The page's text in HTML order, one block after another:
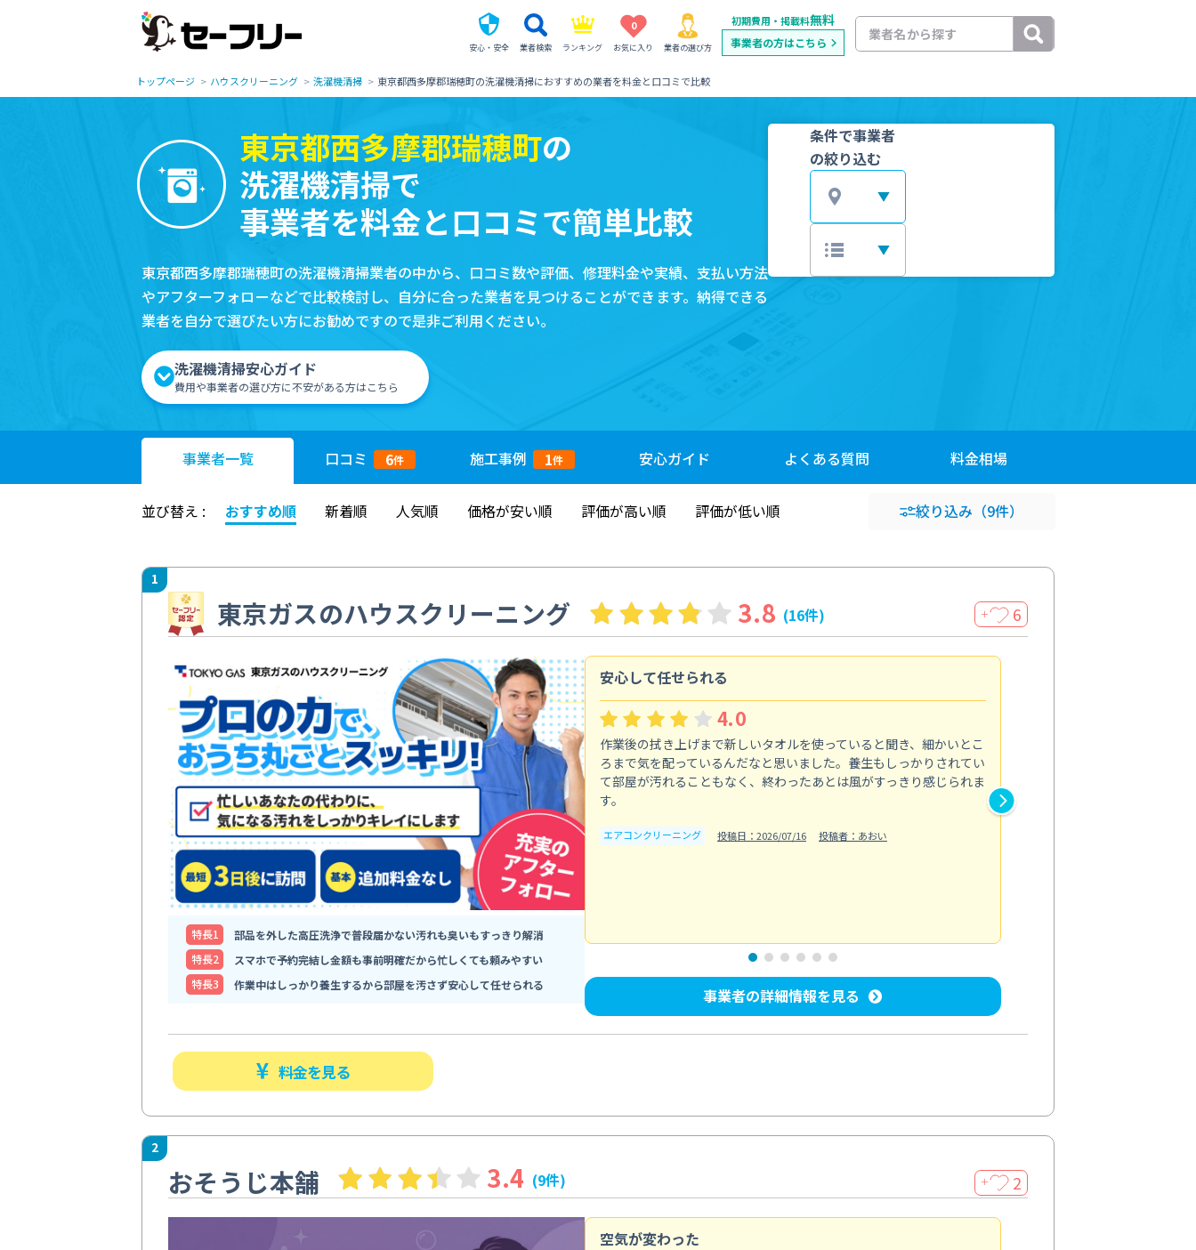
安心・安全 業者検索 ランキング
0
お気に入り 業者の選び方
初期費用・掲載料無料
事業者の方はこちら
トップページ ハウスクリーニング 洗濯機清掃 東京都西多摩郡瑞穂町の洗濯機清掃におすすめの業者を料金と口コミで比較
東京都西多摩郡瑞穂町の
洗濯機清掃で
事業者を料金と口コミで簡単比較
東京都西多摩郡瑞穂町の洗濯機清掃業者の中から、口コミ数や評価、修理料金や実績、支払い方法
やアフターフォローなどで比較検討し、自分に合った業者を見つけることができます。納得できる
業者を自分で選びたい方にお勧めですので是非ご利用ください。
洗濯機清掃安心ガイド
費用や事業者の選び方に不安がある方はこちら
条件で事業者
の絞り込む
事業者一覧 口コミ 6件 施工事例 1件 安心ガイド よくある質問 料金相場
並び替え : おすすめ順 新着順 人気順 価格が安い順 評価が高い順 評価が低い順 絞り込み （9件）
1
東京ガスのハウスクリーニング 3.8 (16件) ＋ 6
特⻑1
部品を外した高圧洗浄で普段届かない汚れも臭いもすっきり解消
特⻑2
スマホで予約完結し金額も事前明確だから忙しくても頼みやすい
特⻑3
作業中はしっかり養生するから部屋を汚さず安心して任せられる
安心して任せられる
4.0
作業後の拭き上げまで新しいタオルを使っていると聞き、細かいとこ
ろまで気を配っているんだなと思いました。養生もしっかりされてい
て部屋が汚れることもなく、終わったあとは風がすっきり感じられま
す。
エアコンクリーニング 投稿日：2026/07/16 投稿者：あおい
事業者の詳細情報を見る
料金を見る
2
おそうじ本舗 3.4 (9件) ＋ 2
空気が変わった